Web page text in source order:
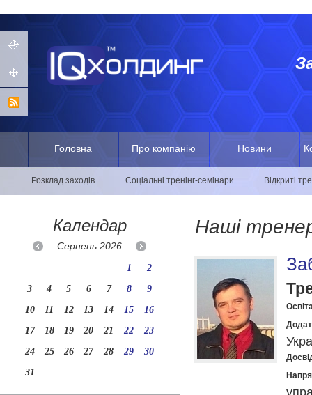
Головна Про компанію Новини
Розклад заходів Соціальні тренінг-семінари Відкриті
Календар
Серпень2026
1
2
3
4 5 6 7 8
9
10
11 12 13 14 15
16
17
18 19 20 21 22
23
24
25 26 27 28 29
30
31
Наші